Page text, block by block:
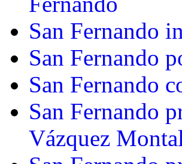
San Fernando
San Fernando
San Fernando
San Fernando
Vázquez